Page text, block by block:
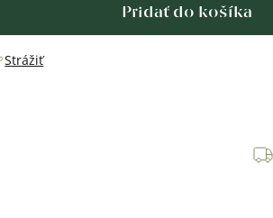
Pridať do košíka
Strážiť